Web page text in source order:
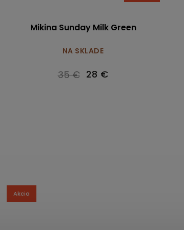
Mikina Sunday Milk Green
NA SKLADE
35 € 28 €
Akcia